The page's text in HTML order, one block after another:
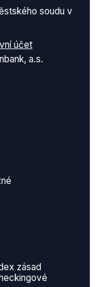
soudu v
účet
a.s.
zásad